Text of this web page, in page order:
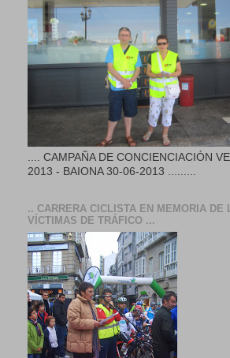
.... CAMPAÑA DE CONCIENCIACIÓN
2013 - BAIONA 30-06-2013 .........
.. CARRERA CICLISTA EN MEMORIA DE
VÍCTIMAS DE TRÁFICO ...